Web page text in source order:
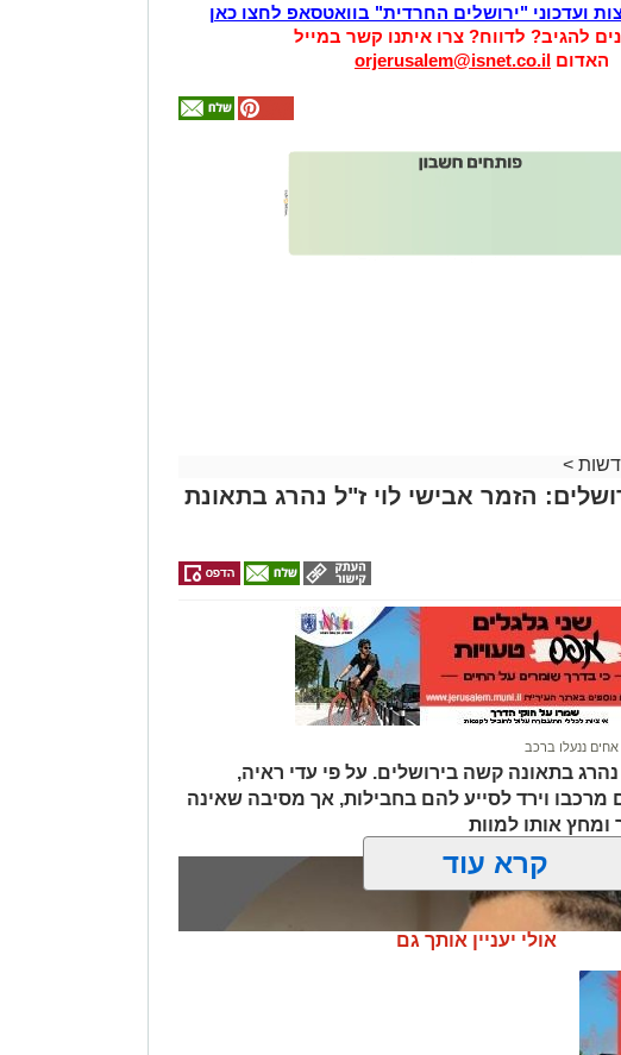
ועדכוני "ירושלים החרדית" בוואטסאפ לחצו כאן
להגיב? לדווח? צרו איתנו קשר במייל
האדום orjerusalem@isnet.co.il
>
הזמר אבישי לוי ז"ל נהרג בתאונת
אחים ננעלו ברכב
נהרג בתאונה קשה בירושלים. על פי עדי ראיה,
מרכבו וירד לסייע להם בחבילות, אך מסיבה שאינה
ומחץ אותו למוות
קרא עוד
אולי יעניין אותך גם